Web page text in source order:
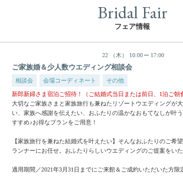
Bridal Fair
フェア情報
22 （木） 10:00 17:00
ご家族婚＆少人数ウエディング相談会
相談会 会場コーディネート その他
新郎新婦さま宿泊ご招待！（ご結婚式当日または前日、1泊ご朝
大切なご家族さまと家族旅行も兼ねたリゾートウエディングが
い、家族へ感謝を伝えたい、おふたりの温かなおもてなしが叶
すすめ♪お得なプランをご用意！
【家族旅行を兼ねた結婚式を叶えたい】そんなおふたりのご希
ランナーにお任せ。おふたりらしいウエディングのご提案をいた
適用期間／2021年3月31日までにご来館＆ご成約いただいた方限